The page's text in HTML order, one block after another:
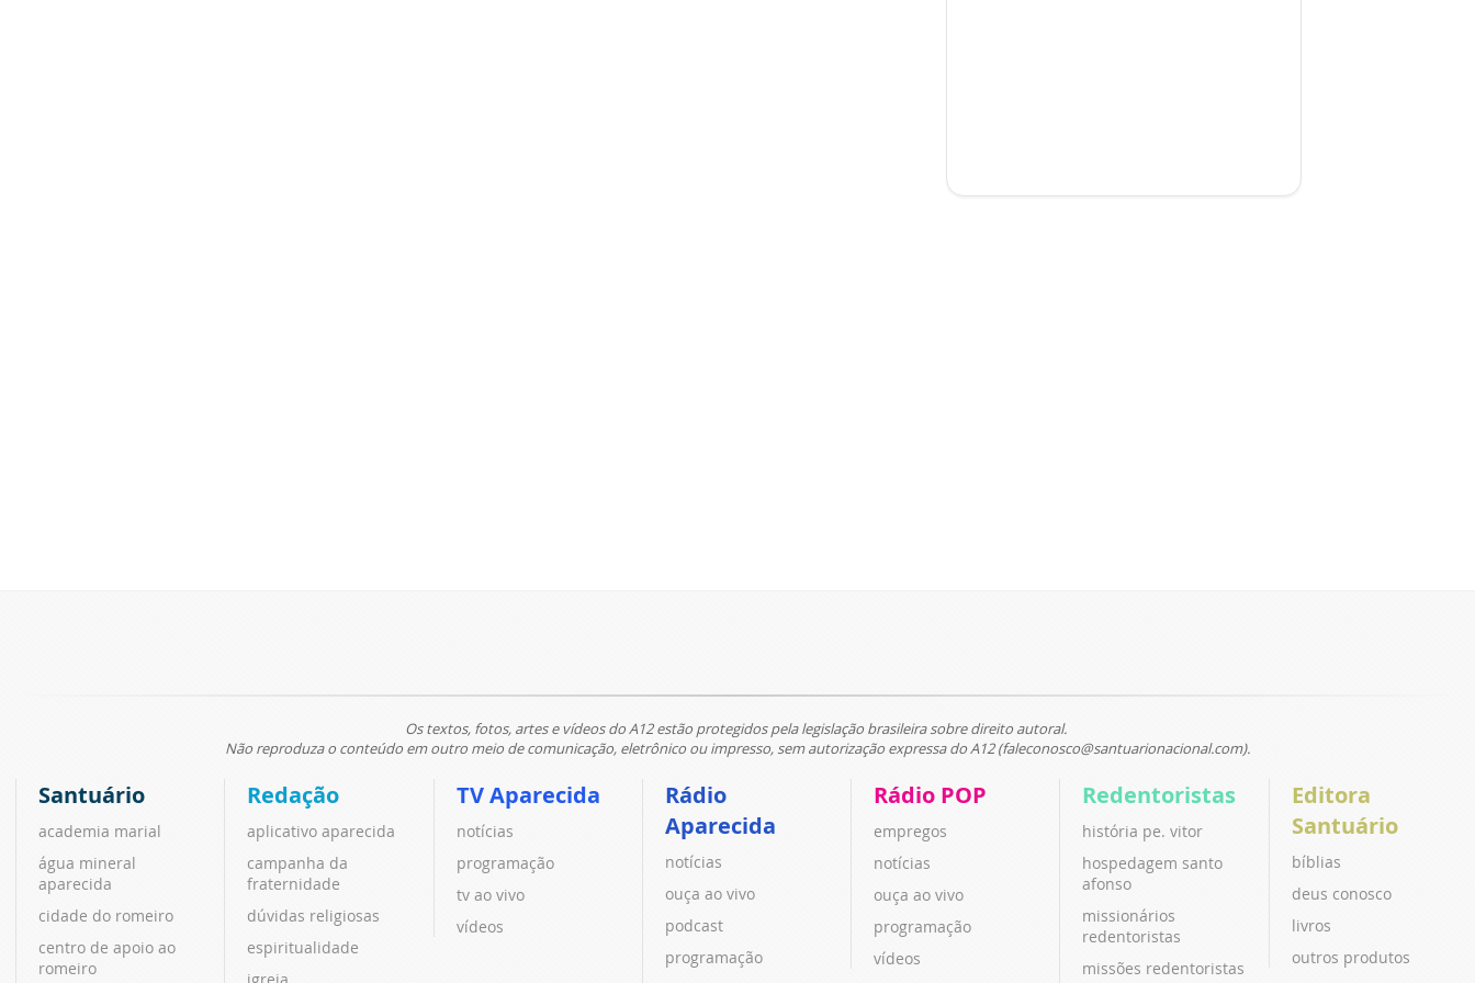
Os textos, fotos, artes e vídeos do A12 estão protegidos pela legislação brasileira sobre direito autoral.
Não reproduza o conteúdo em outro meio de comunicação, eletrônico ou impresso, sem autorização expressa do A12 (faleconosco@santuarionacional.com).
Santuário
academia marial
água mineral
aparecida
cidade do romeiro
centro de apoio ao
romeiro
Redação
aplicativo aparecida
campanha da
fraternidade
dúvidas religiosas
espiritualidade
igreja
TV Aparecida
notícias
programação
tv ao vivo
vídeos
Rádio
Aparecida
notícias
ouça ao vivo
podcast
programação
Rádio POP
empregos
notícias
ouça ao vivo
programação
vídeos
Redentoristas
história pe. vitor
hospedagem santo
afonso
missionários
redentoristas
missões redentoristas
Editora
Santuário
bíblias
deus conosco
livros
outros produtos